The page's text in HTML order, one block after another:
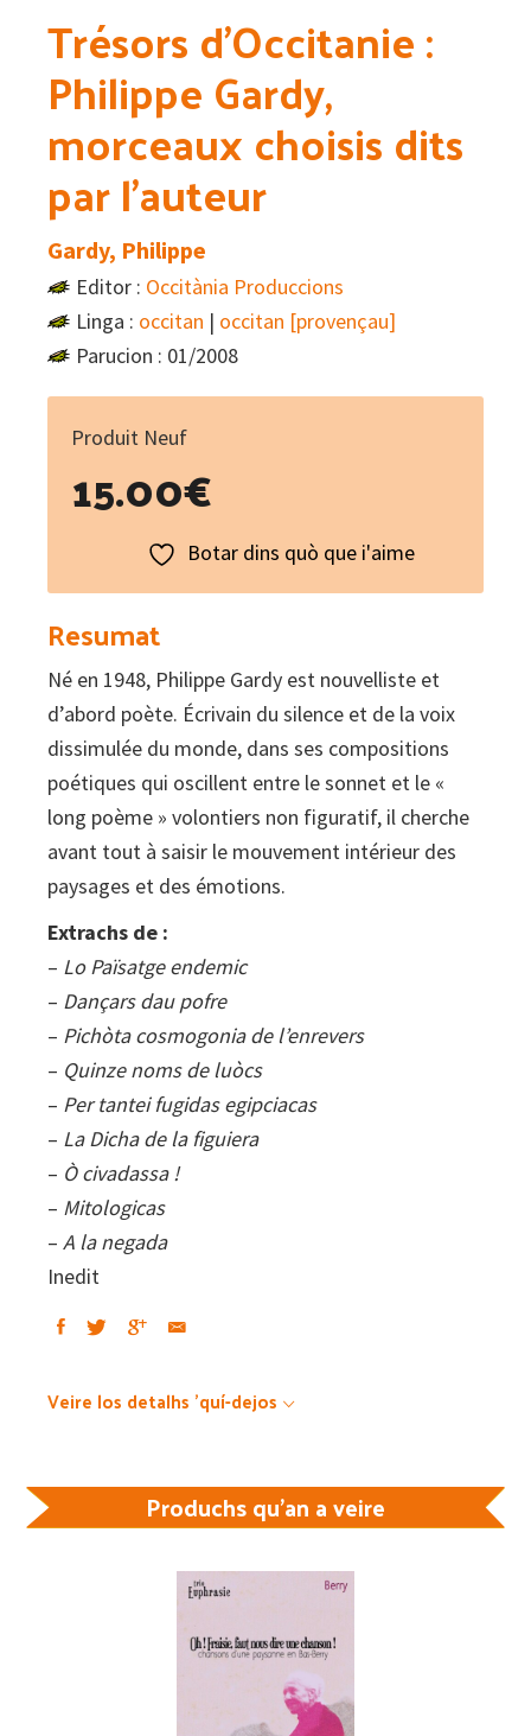
Trésors d’Occitanie :
Philippe Gardy,
morceaux choisis dits
par l’auteur
Gardy, Philippe
Editor : Occitània Produccions
Linga : occitan | occitan [provençau]
Parucion : 01/2008
Produit Neuf
15.00€
Botar dins quò que i'aime
Resumat
Né en 1948, Philippe Gardy est nouvelliste et
d’abord poète. Écrivain du silence et de la voix
dissimulée du monde, dans ses compositions
poétiques qui oscillent entre le sonnet et le «
long poème » volontiers non figuratif, il cherche
avant tout à saisir le mouvement intérieur des
paysages et des émotions.
Extrachs de :
– Lo Païsatge endemic
– Dançars dau pofre
– Pichòta cosmogonia de l’enrevers
– Quinze noms de luòcs
– Per tantei fugidas egipciacas
– La Dicha de la figuiera
– Ò civadassa !
– Mitologicas
– A la negada
Inedit
Veire los detalhs 'quí-dejos
Produchs qu'an a veire